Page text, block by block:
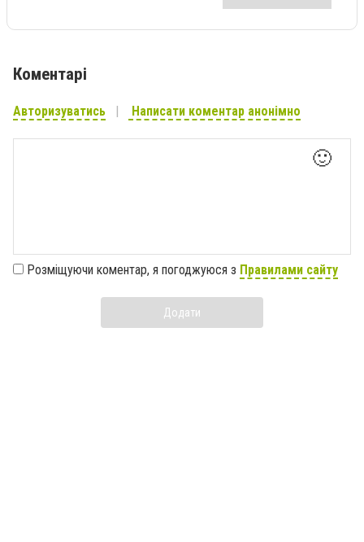
Коментарі
Авторизуватись Написати коментар анонімно
🙂
Розміщуючи коментар, я погоджуюся з Правилами сайту
Додати